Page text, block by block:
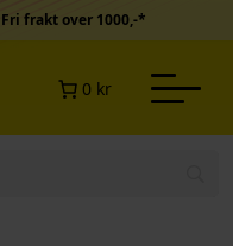
Fri frakt over 1000,-*
0 kr